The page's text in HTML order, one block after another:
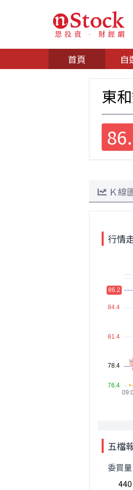
首頁 自
東
Ｋ線
行情
五檔
委買量
440